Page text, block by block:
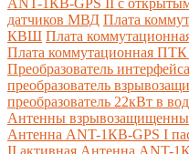
датчиков МВД Плата
КВШ Плата
Плата коммутационная
Преобразователь
преобразователь
преобразователь 22кВт в
Антенны
Антенна ANT-1КВ-GPS I
II активная Антенна ANT-